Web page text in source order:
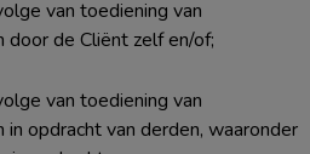
van toediening van
de Cliënt zelf en/of;
van toediening van
opdracht van derden, waaronder